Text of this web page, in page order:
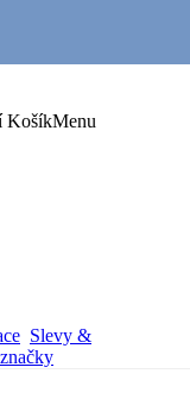
KošíkMenu
Slevy &